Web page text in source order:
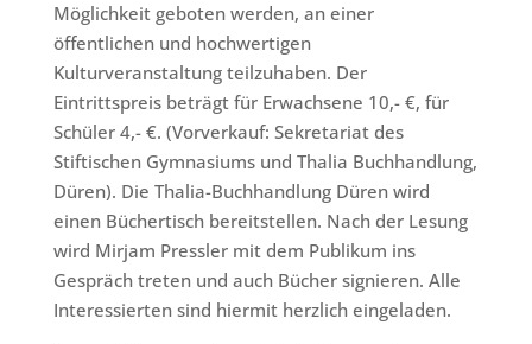
Möglichkeit geboten werden, an einer
öffentlichen und hochwertigen
Kulturveranstaltung teilzuhaben. Der
Eintrittspreis beträgt für Erwachsene 10,- €, für
Schüler 4,- €. (Vorverkauf: Sekretariat des
Stiftischen Gymnasiums und Thalia Buchhandlung,
Düren). Die Thalia-Buchhandlung Düren wird
einen Büchertisch bereitstellen. Nach der Lesung
wird Mirjam Pressler mit dem Publikum ins
Gespräch treten und auch Bücher signieren. Alle
Interessierten sind hiermit herzlich eingeladen.